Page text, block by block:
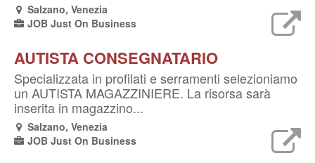
Salzano, Venezia
JOB Just On Business
AUTISTA CONSEGNATARIO
Specializzata in profilati e serramenti selezioniamo
un AUTISTA MAGAZZINIERE. La risorsa sarà
inserita in magazzino...
Salzano, Venezia
JOB Just On Business